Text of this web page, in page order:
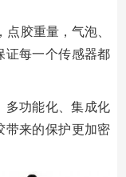
胶重量，气泡、
证每一个传感器都
多功能化、集成化
带来的保护更加密